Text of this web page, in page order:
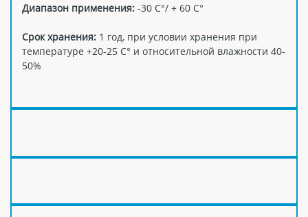
Диапазон применения: -30 С°/ + 60 С°
Срок хранения: 1 год, при условии хранения при
температуре +20-25 С° и относительной влажности 40-
50%